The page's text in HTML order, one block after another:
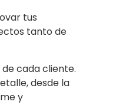
tus
tanto de
cada cliente.
desde la
y